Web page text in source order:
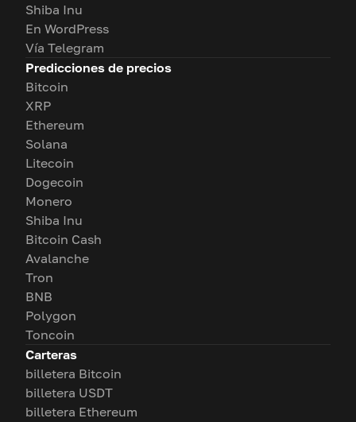
Shiba Inu
En WordPress
Vía Telegram
Predicciones de precios
Bitcoin
XRP
Ethereum
Solana
Litecoin
Dogecoin
Monero
Shiba Inu
Bitcoin Cash
Avalanche
Tron
BNB
Polygon
Toncoin
Carteras
billetera Bitcoin
billetera USDT
billetera Ethereum